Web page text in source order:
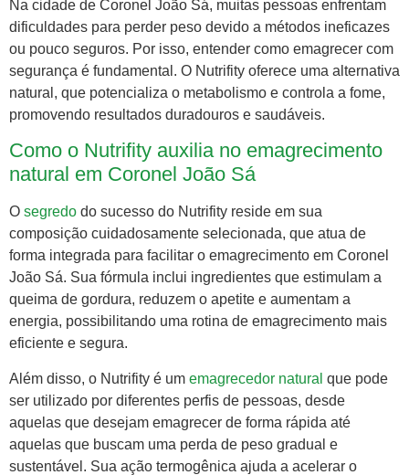
Na cidade de Coronel João Sá, muitas pessoas enfrentam
dificuldades para perder peso devido a métodos ineficazes
ou pouco seguros. Por isso, entender como emagrecer com
segurança é fundamental. O Nutrifity oferece uma alternativa
natural, que potencializa o metabolismo e controla a fome,
promovendo resultados duradouros e saudáveis.
Como o Nutrifity auxilia no emagrecimento
natural em Coronel João Sá
O segredo do sucesso do Nutrifity reside em sua
composição cuidadosamente selecionada, que atua de
forma integrada para facilitar o emagrecimento em Coronel
João Sá. Sua fórmula inclui ingredientes que estimulam a
queima de gordura, reduzem o apetite e aumentam a
energia, possibilitando uma rotina de emagrecimento mais
eficiente e segura.
Além disso, o Nutrifity é um emagrecedor natural que pode
ser utilizado por diferentes perfis de pessoas, desde
aquelas que desejam emagrecer de forma rápida até
aquelas que buscam uma perda de peso gradual e
sustentável. Sua ação termogênica ajuda a acelerar o